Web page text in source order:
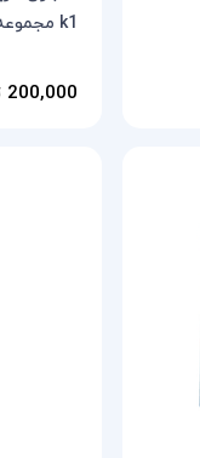
k1 مجموعه 24 عددی
200,000 تومان